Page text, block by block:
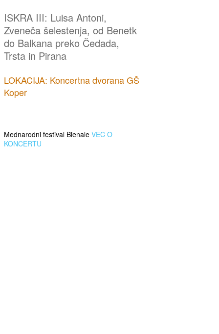
ISKRA III: Luisa Antoni,
Zveneča šelestenja, od Benetk
do Balkana preko Čedada,
Trsta in Pirana
LOKACIJA: Koncertna dvorana GŠ
Koper
Mednarodni festival Bienale VEČ O
KONCERTU